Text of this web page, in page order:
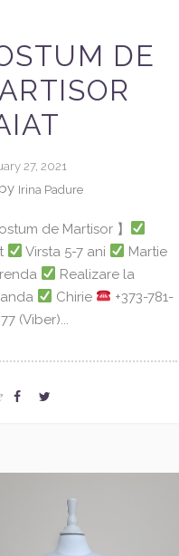
DE
27, 2021
by Irina Padure
de Martisor 】
Virsta 5-7 ani
Martie
Realizare la
Chirie
+373-781-
(Viber)...